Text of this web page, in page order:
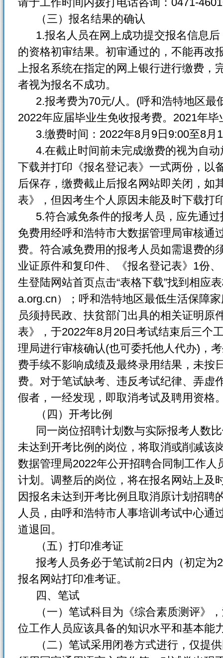
（三）报名结果的确认
1.报名人员在网上成功提交报名信息后
的资格初审结果。初审通过的，不能再改
上报名系统在指定的网上银行进行缴费，
者视为报名不成功。
2.报考费为70元/人。(呼和浩特地区最
2022年应届毕业生免收报考费。2021年
3.缴费时间：2022年8月9日9:00至8月
4.在截止时间前未完成缴费的视为自动
下载并打印《报名登记表》一式两份，以
后保存，缴费截止后报名网站即关闭，如
表》，但因考生个人原因未能及时下载打
5.符合减免条件的报考人员，应先通过
免费用经呼和浩特市大数据管理局审核通
费。符合减免费用的报考人员如需退费的
业证原件和复印件、《报名登记表》1份
生登陆网站首页点击“表格下载”找到相应
a.org.cn）；呼和浩特地区最低生活保障
员须持民政、扶贫部门出具的相关证明原
表》，于2022年8月20日考试结束后三个
理局进行审核确认(也可委托他人代办)，
费手续不影响成绩及最终录用结果，未按
费。对于笔试缺考、违反考试纪律、弄虚
假者，一经发现，即取消考试及聘用资格
（四）开考比例
同一岗位招聘计划数与实际报考人数比
未达到开考比例的岗位，将取消或削减该
数据管理局2022年公开招聘合同制工作
计划。调整后的岗位，将在报名网站上及
因报名未达到开考比例且取消原计划招聘
人员，由呼和浩特市人事培训考试中心通
道退回。
（五）打印准考证
报考人员务必于笔试前2日内（初定为
报名网站打印准考证。
四、笔试
（一）笔试科目为《综合素质测评》，
位工作人员应该具备的知识水平和基本能
（二）笔试采用闭卷方式进行，仅提供